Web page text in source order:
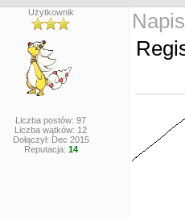
Użytkownik
Liczba postów: 97
Liczba wątków: 12
Dołączył: Dec 2015
Reputacja: 14